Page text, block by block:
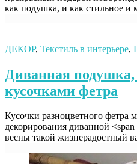
как подушка, и как стильное
ДЕКОР, Текстиль в интерьере,
Диванная
кусочками фетра
Кусочки разноцветного фетра
декорирования диванной
весны такой жизнерадостный